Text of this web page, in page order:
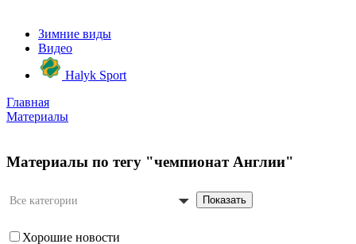
Зимние виды
Видео
Halyk Sport
Главная
Материалы
Материалы по тегу "чемпионат Англии"
Все категории Показать
Хорошие новости